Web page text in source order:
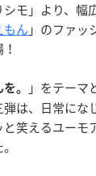
モ」より、幅
もん 」のファッ
。
」をテーマ
は、日常にな
笑えるユーモ